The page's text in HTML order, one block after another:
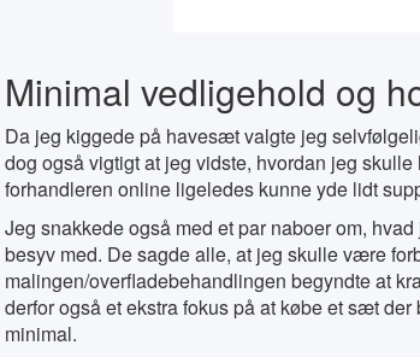
Minimal vedligehold og
Da jeg kiggede på havesæt valgte jeg
dog også vigtigt at jeg vidste, hvordan jeg
forhandleren online ligeledes kunne yde lidt
Jeg snakkede også med et par naboer om,
besyv med. De sagde alle, at jeg skulle være
malingen/overfladebehandlingen begyndte at
derfor også et ekstra fokus på at købe et sæt
minimal.